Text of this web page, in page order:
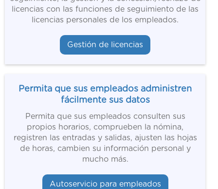
licencias con las funciones de seguimiento de las
licencias personales de los empleados.
Gestión de licencias
Permita que sus empleados administren
fácilmente sus datos
Permita que sus empleados consulten sus
propios horarios, comprueben la nómina,
registren las entradas y salidas, ajusten las hojas
de horas, cambien su información personal y
mucho más.
Autoservicio para empleados